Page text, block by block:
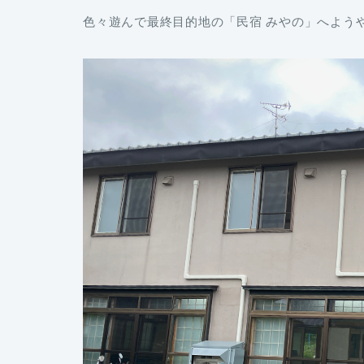
色々遊んで最終目的地の「民宿 みやの」へよう